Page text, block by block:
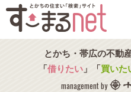
とかち・帯広の不動
「借りたい」「買いた
management by